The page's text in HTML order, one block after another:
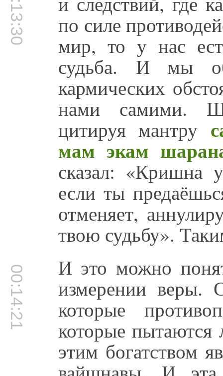
по силе
мир, то у нас
судьба. И мы
кармических
нами самими.
цитируя мантру
мам экам
сказал: «Кришна
если ты
отменяет,
твою судьбу».
00:14:21 И это можно
измерении веры.
которые
которые пытаются
этим богатством